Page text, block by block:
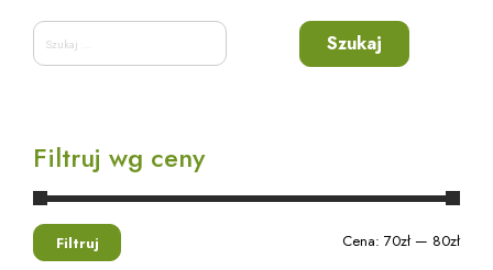
Szukaj:
Filtruj wg ceny
Filtruj Cena: 70zł— 80zł